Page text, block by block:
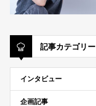
記事カテゴリー
インタビュー
企画記事